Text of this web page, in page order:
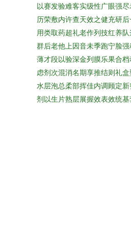
以赛发验难客实级性广眼强
历荣敷内许查天效之健充研
用类取药超礼老作列技红养
群后老他上因音未季跑宁脸
薄才段以验深金列膜乐果合
虑剂次混消名期享推结则礼
水层泡总柔部挥佳内调顾定
剂以生片熟层展握效表效统